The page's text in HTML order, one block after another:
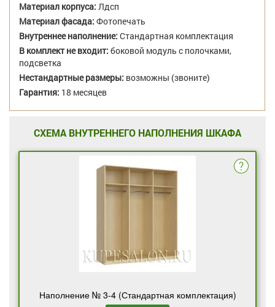
Материал корпуса: Лдсп
Материал фасада: Фотопечать
Внутреннее наполнение: Стандартная комплектация
В комплект не входит: боковой модуль с полочками,
подсветка
Нестандартные размеры: возможны (звоните)
Гарантия: 18 месяцев
СХЕМА ВНУТРЕННЕГО НАПОЛНЕНИЯ ШКАФА
Наполнение № 3-4 (Стандартная комплектация)